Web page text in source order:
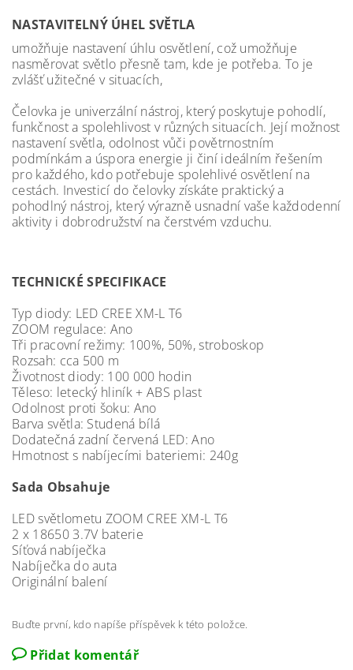
NASTAVITELNÝ ÚHEL SVĚTLA
umožňuje nastavení úhlu osvětlení, což umožňuje
nasměrovat světlo přesně tam, kde je potřeba. To je
zvlášť užitečné v situacích,
Čelovka je univerzální nástroj, který poskytuje pohodlí,
funkčnost a spolehlivost v různých situacích. Její možnost
nastavení světla, odolnost vůči povětrnostním
podmínkám a úspora energie ji činí ideálním řešením
pro každého, kdo potřebuje spolehlivé osvětlení na
cestách. Investicí do čelovky získáte praktický a
pohodlný nástroj, který výrazně usnadní vaše každodenní
aktivity i dobrodružství na čerstvém vzduchu.
TECHNICKÉ SPECIFIKACE
Typ diody: LED CREE XM-L T6
ZOOM regulace: Ano
Tři pracovní režimy: 100%, 50%, stroboskop
Rozsah: cca 500 m
Životnost diody: 100 000 hodin
Těleso: letecký hliník + ABS plast
Odolnost proti šoku: Ano
Barva světla: Studená bílá
Dodatečná zadní červená LED: Ano
Hmotnost s nabíjecími bateriemi: 240g
Sada Obsahuje
LED světlometu ZOOM CREE XM-L T6
2 x 18650 3.7V baterie
Síťová nabíječka
Nabíječka do auta
Originální balení
Buďte první, kdo napíše příspěvek k této položce.
Přidat komentář